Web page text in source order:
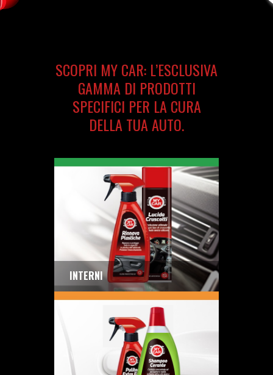
SCOPRI MY CAR: L’ESCLUSIVA
GAMMA DI PRODOTTI
SPECIFICI PER LA CURA
DELLA TUA AUTO.
INTERNI